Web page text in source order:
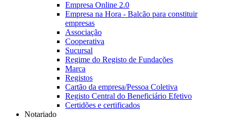
Empresa Online 2.0
Empresa na Hora - Balcão para constituir
empresas
Associação
Cooperativa
Sucursal
Regime do Registo de Fundações
Marca
Registos
Cartão da empresa/Pessoa Coletiva
Registo Central do Beneficiário Efetivo
Certidões e certificados
Notariado